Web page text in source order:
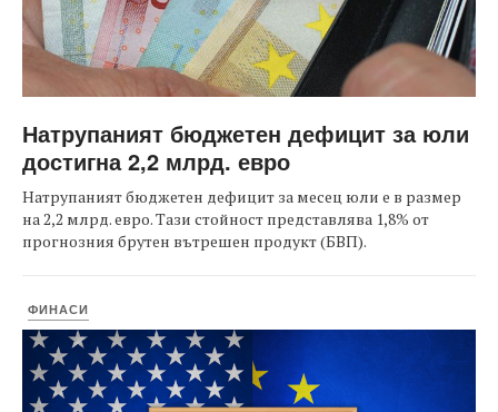
Натрупаният бюджетен дефицит за юли
достигна 2,2 млрд. евро
Натрупаният бюджетен дефицит за месец юли е в размер
на 2,2 млрд. евро. Тази стойност представлява 1,8% от
прогнозния брутен вътрешен продукт (БВП).
ФИНАСИ